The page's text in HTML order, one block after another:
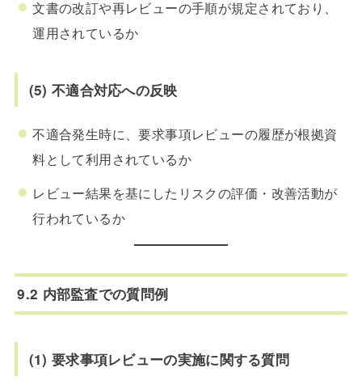
文書の改訂や再レビューの手順が規定されており、
運用されているか
(5) 不適合対応への反映
不適合発生時に、要求事項レビューの履歴が根拠資
料として利用されているか
レビュー結果を基にしたリスクの評価・改善活動が
行われているか
9.2 内部監査での質問例
(1) 要求事項レビューの実施に関する質問